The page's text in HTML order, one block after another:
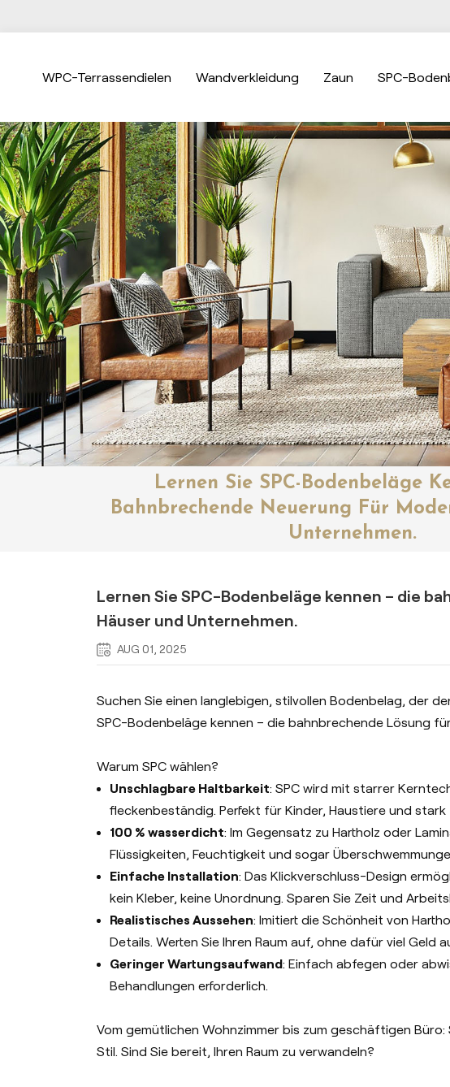
WPC-Terrassendielen Wandverkleidung Zaun SPC-
Lernen Sie SPC-Bodenbeläge
Bahnbrechende Neuerung Für
Unternehmen.
Lernen Sie SPC-Bodenbeläge kennen – die
Häuser und Unternehmen.
AUG 01, 2025
Suchen Sie einen langlebigen, stilvollen Bodenbelag, der
SPC-Bodenbeläge kennen – die bahnbrechende Lösung
Warum SPC wählen?
Unschlagbare Haltbarkeit: SPC wird mit starrer
fleckenbeständig. Perfekt für Kinder, Haustiere und
100 % wasserdicht: Im Gegensatz zu Hartholz oder
Flüssigkeiten, Feuchtigkeit und sogar
Einfache Installation: Das Klickverschluss-Design
kein Kleber, keine Unordnung. Sparen Sie Zeit und
Realistisches Aussehen: Imitiert die Schönheit von
Details. Werten Sie Ihren Raum auf, ohne dafür viel Geld
Geringer Wartungsaufwand: Einfach abfegen oder
Behandlungen erforderlich.
Vom gemütlichen Wohnzimmer bis zum geschäftigen
Stil. Sind Sie bereit, Ihren Raum zu verwandeln?